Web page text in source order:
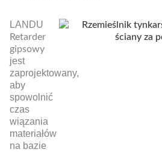
LANDU
Retarder
gipsowy
jest
zaprojektowany,
aby
spowolnić
czas
wiązania
materiałów
na bazie